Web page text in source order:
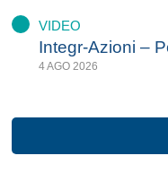
VIDEO
Integr-Azioni –
4 AGO 2026